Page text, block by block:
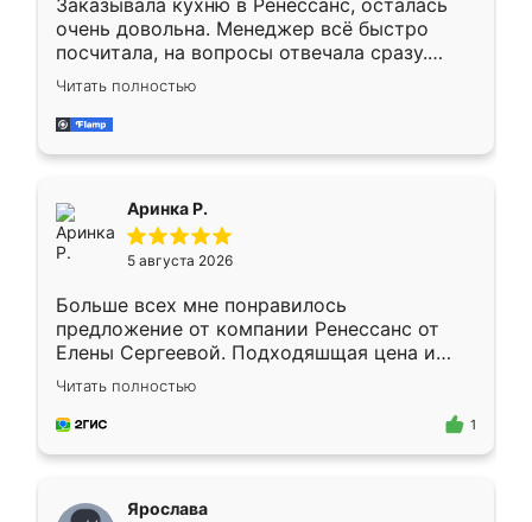
Заказывала кухню в Ренессанс, осталась
очень довольна. Менеджер всё быстро
посчитала, на вопросы отвечала сразу.
Замерщик приехал в субботу, подошёл к
делу со всей ответственностью. Собрали
за день, ребята работали аккуратно, даже
Читать полностью
Аринка Р.
5 августа 2026
Больше всех мне понравилось
предложение от компании Ренессанс от
Елены Сергеевой. Подходяшщая цена и
короткие сроки изготовления. Приехавший
для замера сотрудник Владислав
предложил по моему эскизу самый
Читать полностью
1
Ярослава